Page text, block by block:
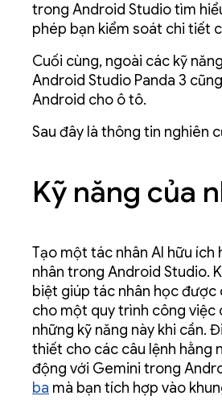
trong Android Studio tìm
phép bạn kiểm soát chi tiết
Cuối cùng, ngoài các kỹ
Android Studio Panda 3
Android cho ô tô.
Sau đây là thông tin nghiên
Kỹ năng của
Tạo một tác nhân AI hữu
nhân trong Android Studio.
biệt giúp tác nhân học được
cho một quy trình công việc
những kỹ năng này khi cần.
thiết cho các câu lệnh hằng
động với Gemini trong
ba mà bạn tích hợp vào